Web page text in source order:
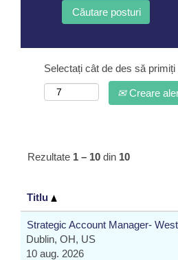
Selectați cât de des să
Creare
Rezultate 1 – 10 din 10
Titlu
Strategic Account Manager-
Dublin, OH, US
10 aug. 2026